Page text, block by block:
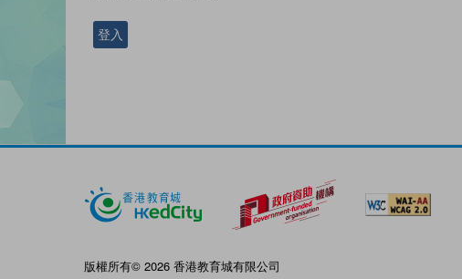
登入
版權所有© 2026 香港教育城有限公司